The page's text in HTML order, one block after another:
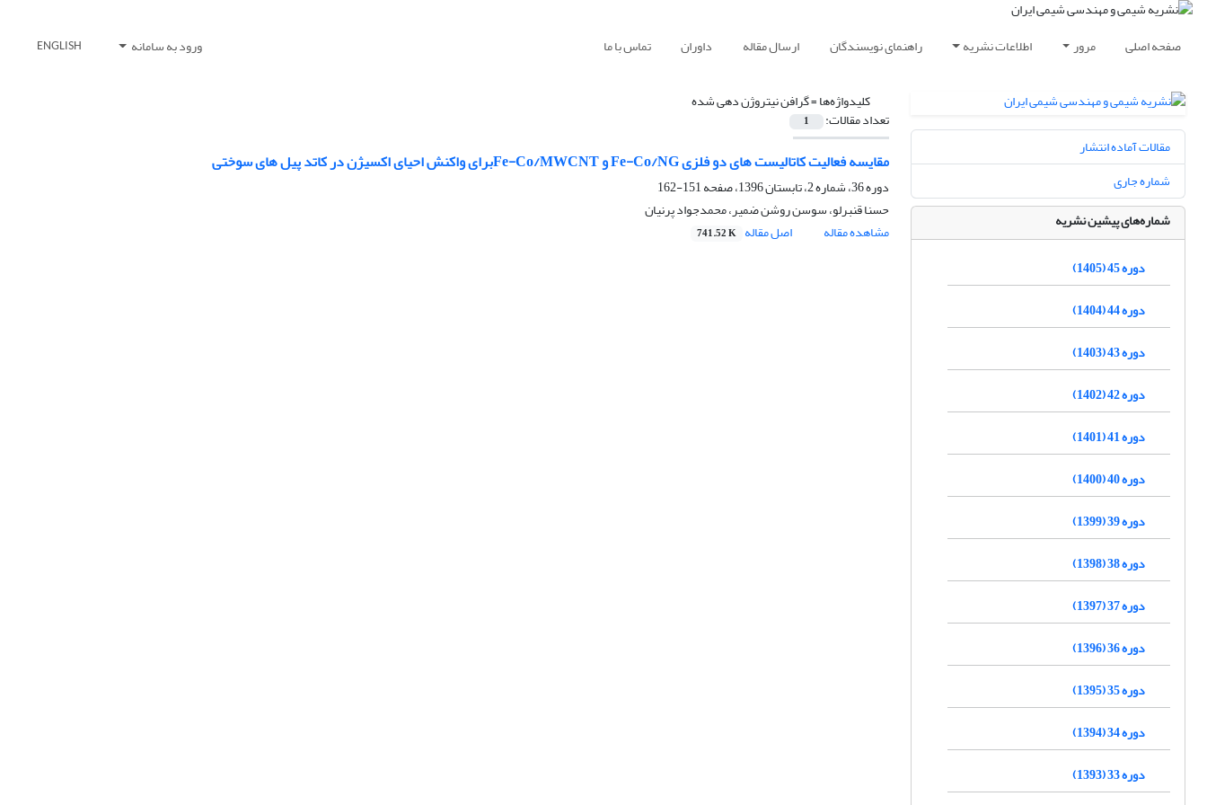
صفحه اصلی مرور اطلاعات نشریه راهنمای نویسندگان ارسال مقاله داوران تماس با ما ورود به سامانه ENGLISH
کلیدواژه‌ها =گرافن نیتروژن دهی شده
تعداد مقالات: 1
مقایسه فعالیت کاتالیست های دو فلزی Fe-Co/NG و Fe-Co/MWCNTبرای واکنش احیای اکسیژن در کاتد پیل های سوختی
دوره 36، شماره 2، تابستان 1396، صفحه
151-162
حسنا قنبرلو، سوسن روشن ضمیر، محمدجواد پرنیان
مشاهده مقاله
اصل مقاله 741.52 K
مقالات آماده انتشار
شماره جاری
شماره‌های پیشین نشریه
دوره 45 (1405)
دوره 44 (1404)
دوره 43 (1403)
دوره 42 (1402)
دوره 41 (1401)
دوره 40 (1400)
دوره 39 (1399)
دوره 38 (1398)
دوره 37 (1397)
دوره 36 (1396)
دوره 35 (1395)
دوره 34 (1394)
دوره 33 (1393)